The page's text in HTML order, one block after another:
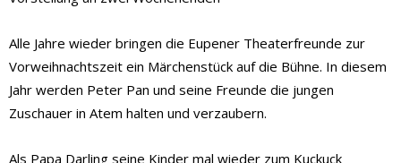
Alle Jahre wieder bringen die Eupener Theaterfreunde zur
Vorweihnachtszeit ein Märchenstück auf die Bühne. In diesem
Jahr werden Peter Pan und seine Freunde die jungen
Zuschauer in Atem halten und verzaubern.
Als Papa Darling seine Kinder mal wieder zum Kuckuck